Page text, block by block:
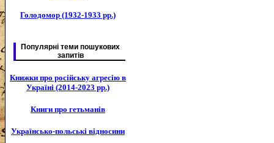
Голодомор (1932-1933 рр.)
Популярні теми пошукових
запитів
Книжки про російську агресію в
Україні (2014-2023 рр.)
Книги про гетьманів
Українсько-польські відносини